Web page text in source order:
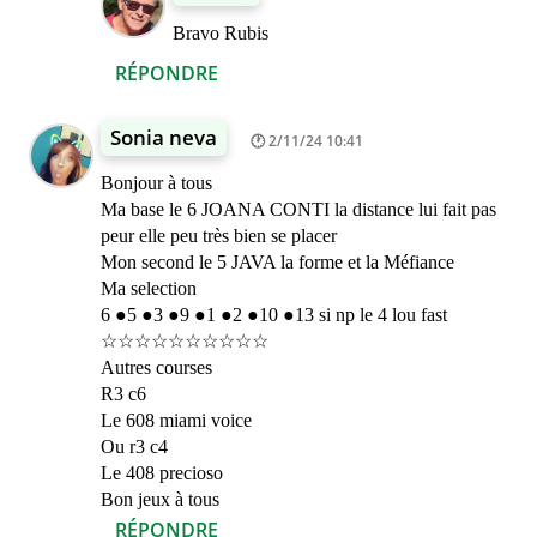
RÉPONDRE
Bravo Rubis
Sonia neva 2/11/24 10:41
Bonjour à tous
Ma base le 6 JOANA CONTI la distance lui fait pas
peur elle peu très bien se placer
Mon second le 5 JAVA la forme et la Méfiance
Ma selection
6 ●5 ●3 ●9 ●1 ●2 ●10 ●13 si np le 4 lou fast
☆☆☆☆☆☆☆☆☆☆
Autres courses
R3 c6
Le 608 miami voice
Ou r3 c4
Le 408 precioso
Bon jeux à tous
RÉPONDRE